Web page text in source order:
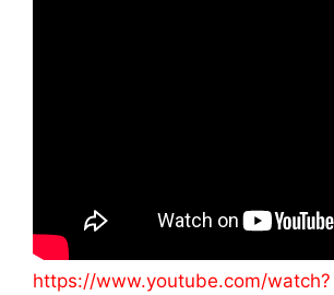
https://www.youtube.com/watch?